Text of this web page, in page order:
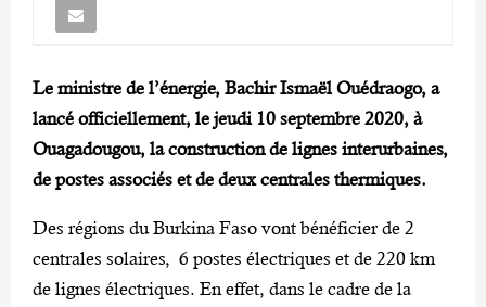
Le ministre de l’énergie, Bachir Ismaël Ouédraogo, a
lancé officiellement, le jeudi 10 septembre 2020, à
Ouagadougou, la construction de lignes interurbaines,
de postes associés et de deux centrales thermiques.
Des régions du Burkina Faso vont bénéficier de 2
centrales solaires, 6 postes électriques et de 220 km
de lignes électriques. En effet, dans le cadre de la